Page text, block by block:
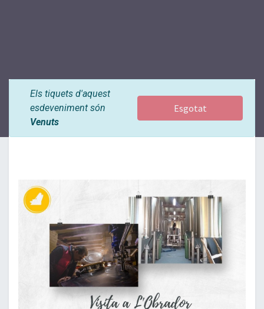
Els tiquets d'aquest
esdeveniment són
Venuts
Esgotat